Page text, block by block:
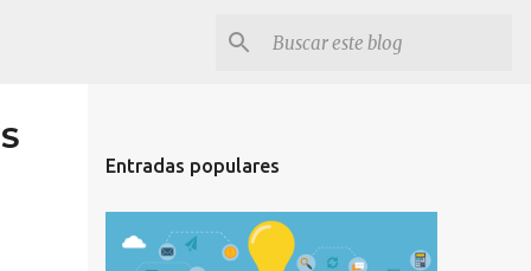
Entradas populares